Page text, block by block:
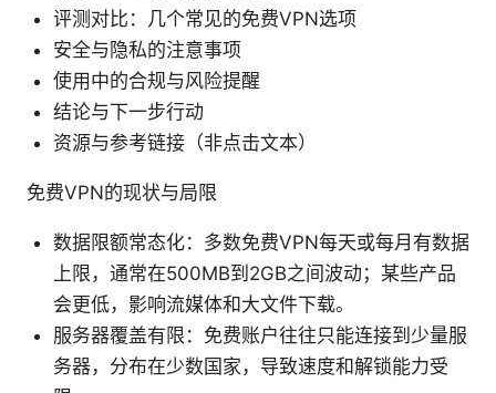
评测对比：几个常见的免费VPN选项
安全与隐私的注意事项
使用中的合规与风险提醒
结论与下一步行动
资源与参考链接（非点击文本）
免费VPN的现状与局限
数据限额常态化：多数免费VPN每天或每月有数据
上限，通常在500MB到2GB之间波动；某些产品
会更低，影响流媒体和大文件下载。
服务器覆盖有限：免费账户往往只能连接到少量服
务器，分布在少数国家，导致速度和解锁能力受